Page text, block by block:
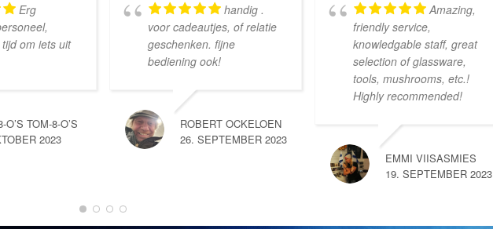
Erg
om iets uit
O’S TOM-8-O’S
2023
handig .
voor cadeautjes, of relatie
geschenken. fijne
bediening ook!
ROBERT OCKELOEN
26. SEPTEMBER 2023
Amazing,
friendly service,
knowledgable staff, great
selection of glassware,
tools, mushrooms, etc.!
Highly recommended!
EMMI VIISASMIES
19. SEPTEMBER 2023